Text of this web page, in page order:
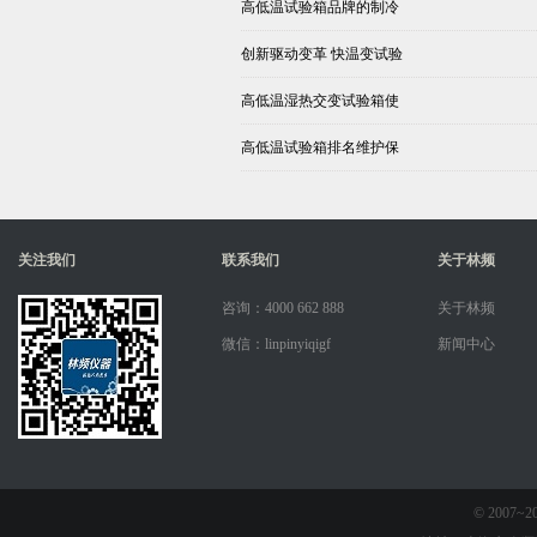
高低温试验箱品牌的制冷
创新驱动变革 快温变试验
高低温湿热交变试验箱使
高低温试验箱排名维护保
关注我们 联系我们
咨询：4000 662 888
微信：linpinyiqigf
关于林频
关于林频
新闻中心
©